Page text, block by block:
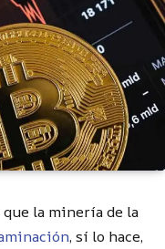
la minería de la
, sí lo hace,